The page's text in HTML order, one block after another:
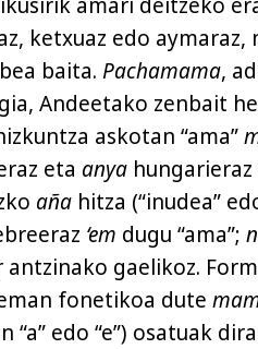
ketxuaz edo
baita. Pachamama,
Andeetako zenbait
askotan “ama”
eta anya
aña hitza (“inudea”
‘em dugu “ama”;
antzinako gaelikoz.
fonetikoa dute
edo “e”) osatuak